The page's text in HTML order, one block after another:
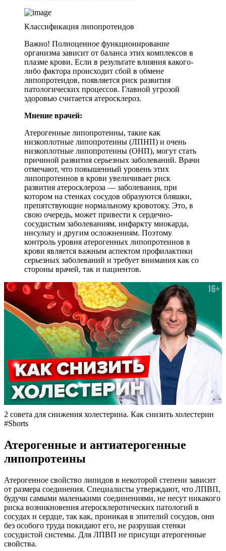
Классификация липопротеидов
Важно! Полноценное функционирование
организма зависит от баланса этих комплексов в
плазме крови. Если в результате влияния какого-
либо фактора происходит сбой в обмене
липопротеидов, появляется риск развития
патологических процессов. Главной угрозой
здоровью считается атеросклероз.
Мнение врачей:
Атерогенные липопротеины, такие как
низкоплотные липопротеины (ЛПНП) и очень
низкоплотные липопротеины (ОНП), могут стать
причиной развития серьезных заболеваний. Врачи
отмечают, что повышенный уровень этих
липопротеинов в крови увеличивает риск
развития атеросклероза — заболевания, при
котором на стенках сосудов образуются бляшки,
препятствующие нормальному кровотоку. Это, в
свою очередь, может привести к сердечно-
сосудистым заболеваниям, инфаркту миокарда,
инсульту и другим осложнениям. Поэтому
контроль уровня атерогенных липопротеинов в
крови является важным аспектом профилактики
серьезных заболеваний и требует внимания как со
стороны врачей, так и пациентов.
2 совета для снижения холестерина. Как снизить холестерин
#Shorts
Атерогенные и антиатерогенные
липопротеины
Атерогенное свойство липидов в некоторой степени зависит
от размера соединения. Специалисты утверждают, что ЛПВП,
будучи самыми маленькими соединениями, не несут никакого
риска возникновения атеросклеротических патологий в
сосудах и сердце, так как, проникая в эпителий сосудов, они
без особого труда покидают его, не разрушая стенки
сосудистой системы. Для ЛПВП не присущи атерогенные
свойства.